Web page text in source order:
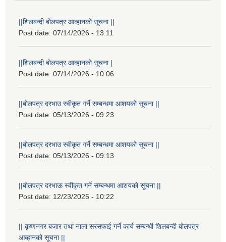
||शिलबन्दी बोलपत्र आव्हानको सूचना ||
Post date: 07/14/2026 - 13:11
||शिलबन्दी बोलपत्र आव्हानको सूचना |
Post date: 07/14/2026 - 10:06
||बोलपत्र दरभाउ स्वीकृत गर्ने सम्बन्धमा आशयको सूचना ||
Post date: 05/13/2026 - 09:23
||बोलपत्र दरभाउ स्वीकृत गर्ने सम्बन्धमा आशयको सूचना ||
Post date: 05/13/2026 - 09:13
||बोलपत्र दरभाऊ स्वीकृत गर्ने सम्बन्धमा आशयको सूचना ||
Post date: 12/23/2025 - 10:22
|| कृष्णनगर बजार तथा नाला सरसफाई गर्ने कार्य सम्बन्धी शिलबन्दी बोलपत्र
आव्हानको सूचना ||